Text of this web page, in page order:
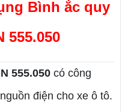
Bình ắc quy
555.050
555.050có công
điện cho xe ô tô.